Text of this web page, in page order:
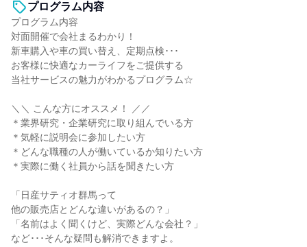
プログラム内容
プログラム内容
対面開催で会社まるわかり！
新車購入や車の買い替え、定期点検･･･
お客様に快適なカーライフをご提供する
当社サービスの魅力がわかるプログラム☆
＼＼ こんな方にオススメ！ ／／
＊業界研究・企業研究に取り組んでいる方
＊気軽に説明会に参加したい方
＊どんな職種の人が働いているか知りたい方
＊実際に働く社員から話を聞きたい方
「日産サティオ群馬って
他の販売店とどんな違いがあるの？」
「名前はよく聞くけど、実際どんな会社？」
など･･･そんな疑問も解消できますよ。